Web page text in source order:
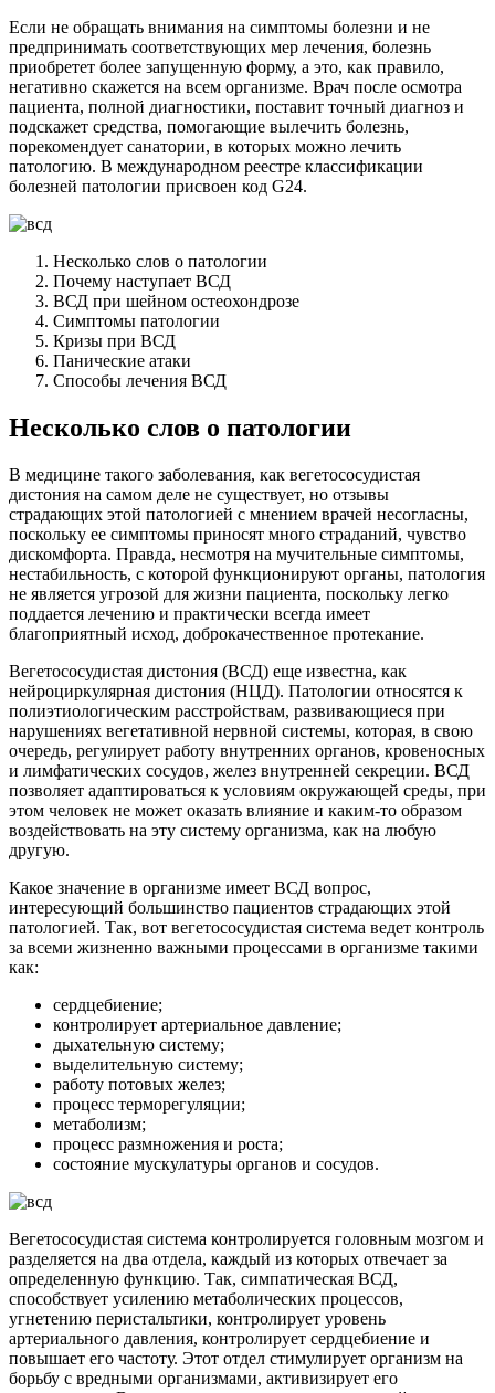
Если не обращать внимания на симптомы болезни и не
предпринимать соответствующих мер лечения, болезнь
приобретет более запущенную форму, а это, как правило,
негативно скажется на всем организме. Врач после осмотра
пациента, полной диагностики, поставит точный диагноз и
подскажет средства, помогающие вылечить болезнь,
порекомендует санатории, в которых можно лечить
патологию. В международном реестре классификации
болезней патологии присвоен код G24.
Несколько слов о патологии
Почему наступает ВСД
ВСД при шейном остеохондрозе
Симптомы патологии
Кризы при ВСД
Панические атаки
Способы лечения ВСД
Несколько слов о патологии
В медицине такого заболевания, как вегетососудистая
дистония на самом деле не существует, но отзывы
страдающих этой патологией с мнением врачей несогласны,
поскольку ее симптомы приносят много страданий, чувство
дискомфорта. Правда, несмотря на мучительные симптомы,
нестабильность, с которой функционируют органы, патология
не является угрозой для жизни пациента, поскольку легко
поддается лечению и практически всегда имеет
благоприятный исход, доброкачественное протекание.
Вегетососудистая дистония (ВСД) еще известна, как
нейроциркулярная дистония (НЦД). Патологии относятся к
полиэтиологическим расстройствам, развивающиеся при
нарушениях вегетативной нервной системы, которая, в свою
очередь, регулирует работу внутренних органов, кровеносных
и лимфатических сосудов, желез внутренней секреции. ВСД
позволяет адаптироваться к условиям окружающей среды, при
этом человек не может оказать влияние и каким-то образом
воздействовать на эту систему организма, как на любую
другую.
Какое значение в организме имеет ВСД вопрос,
интересующий большинство пациентов страдающих этой
патологией. Так, вот вегетососудистая система ведет контроль
за всеми жизненно важными процессами в организме такими
как:
сердцебиение;
контролирует артериальное давление;
дыхательную систему;
выделительную систему;
работу потовых желез;
процесс терморегуляции;
метаболизм;
процесс размножения и роста;
состояние мускулатуры органов и сосудов.
Вегетососудистая система контролируется головным мозгом и
разделяется на два отдела, каждый из которых отвечает за
определенную функцию. Так, симпатическая ВСД,
способствует усилению метаболических процессов,
угнетению перистальтики, контролирует уровень
артериального давления, контролирует сердцебиение и
повышает его частоту. Этот отдел стимулирует организм на
борьбу с вредными организмами, активизирует его